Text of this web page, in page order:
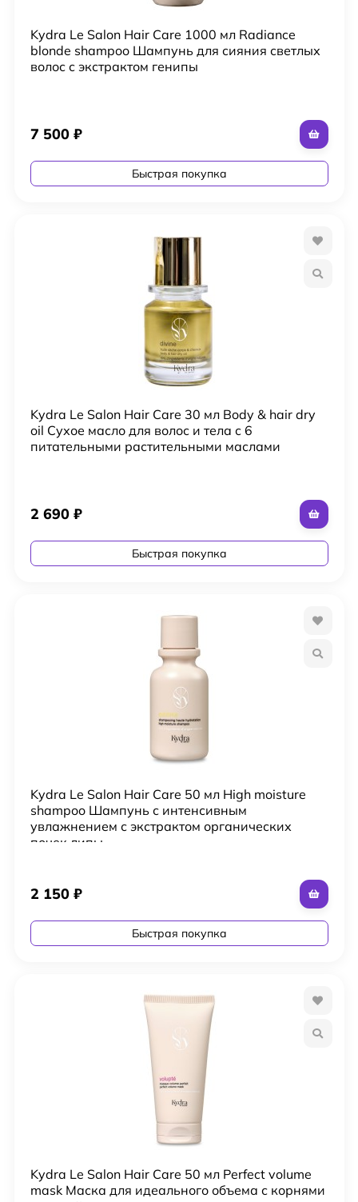
Kydra Le Salon Hair Care 1000 мл Radiance
blonde shampoo Шампунь для сияния светлых
волос с экстрактом генипы
7 500 ₽
Быстрая покупка
Kydra Le Salon Hair Care 30 мл Body & hair dry
oil Сухое масло для волос и тела с 6
питательными растительными маслами
2 690 ₽
Быстрая покупка
Kydra Le Salon Hair Care 50 мл High moisture
shampoo Шампунь с интенсивным
увлажнением с экстрактом органических
почек липы
2 150 ₽
Быстрая покупка
Kydra Le Salon Hair Care 50 мл Perfect volume
mask Маска для идеального объема с корнями